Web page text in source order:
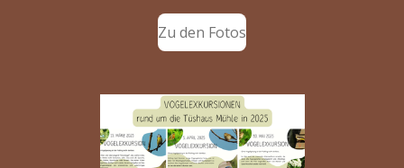
Zu den Fotos